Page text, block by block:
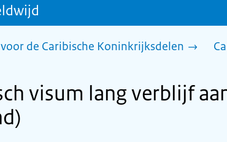
de Caribische Koninkrijksdelen
visum lang verblijf